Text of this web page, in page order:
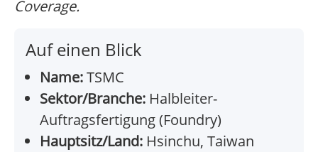
Coverage.
Auf einen Blick
Name:TSMC
Sektor/Branche: Halbleiter-
Auftragsfertigung (Foundry)
Hauptsitz/Land: Hsinchu, Taiwan